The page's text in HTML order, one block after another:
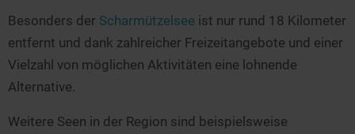
Besonders der Scharmützelsee ist nur rund 18 Kilometer
entfernt und dank zahlreicher Freizeitangebote und einer
Vielzahl von möglichen Aktivitäten eine lohnende
Alternative.
Weitere Seen in der Region sind beispielsweise